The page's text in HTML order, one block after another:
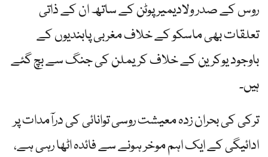
روس کے صدر ولادیمیر پوٹن کے ساتھ ان کے ذاتی
تعلقات بھی ماسکو کے خلاف مغربی پابندیوں کے
باوجود یوکرین کے خلاف کریملن کی جنگ سے بچ گئے
ہیں۔
ترکی کی بحران زدہ معیشت روسی توانائی کی درآمدات پر
ادائیگی کے ایک اہم موخر ہونے سے فائدہ اٹھا رہی ہے،